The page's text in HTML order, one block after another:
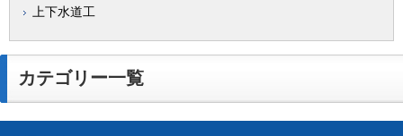
上下水道工
カテゴリー一覧